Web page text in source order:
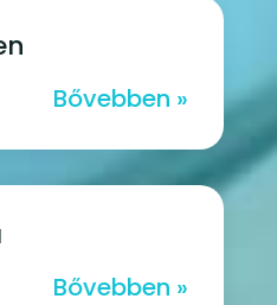
Bővebben »
Bővebben »